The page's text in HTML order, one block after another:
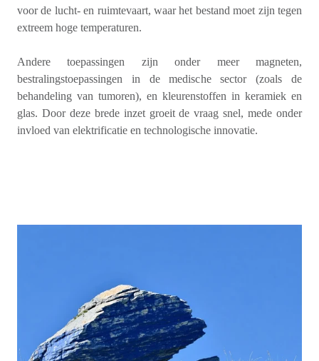
voor de lucht- en ruimtevaart, waar het bestand moet zijn tegen
extreem hoge temperaturen.
Andere toepassingen zijn onder meer magneten,
bestralingstoepassingen in de medische sector (zoals de
behandeling van tumoren), en kleurenstoffen in keramiek en
glas. Door deze brede inzet groeit de vraag snel, mede onder
invloed van elektrificatie en technologische innovatie.